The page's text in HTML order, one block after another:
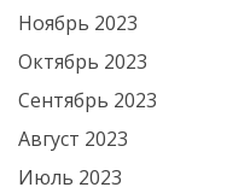
Ноябрь 2023
Октябрь 2023
Сентябрь 2023
Август 2023
Июль 2023